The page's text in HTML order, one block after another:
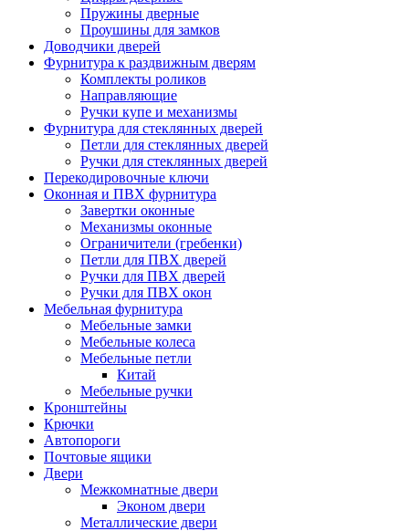
Пружины дверные
Проушины для замков
Доводчики дверей
Фурнитура к раздвижным дверям
Комплекты роликов
Направляющие
Ручки купе и механизмы
Фурнитура для стеклянных дверей
Петли для стеклянных дверей
Ручки для стеклянных дверей
Перекодировочные ключи
Оконная и ПВХ фурнитура
Завертки оконные
Механизмы оконные
Ограничители (гребенки)
Петли для ПВХ дверей
Ручки для ПВХ дверей
Ручки для ПВХ окон
Мебельная фурнитура
Мебельные замки
Мебельные колеса
Мебельные петли
Китай
Мебельные ручки
Кронштейны
Крючки
Автопороги
Почтовые ящики
Двери
Межкомнатные двери
Эконом двери
Металлические двери